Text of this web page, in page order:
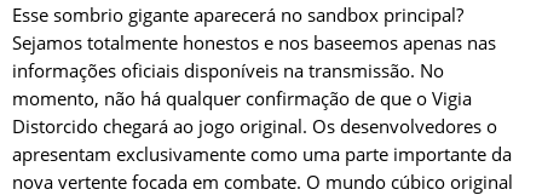
Esse sombrio gigante aparecerá no sandbox principal?
Sejamos totalmente honestos e nos baseemos apenas nas
informações oficiais disponíveis na transmissão. No
momento, não há qualquer confirmação de que o Vigia
Distorcido chegará ao jogo original. Os desenvolvedores o
apresentam exclusivamente como uma parte importante da
nova vertente focada em combate. O mundo cúbico original